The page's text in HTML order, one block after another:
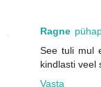
Ragne
See tuli mul
kindlasti veel
Vasta